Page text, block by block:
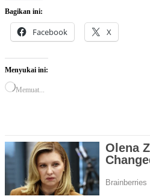
Bagikan ini:
Facebook X
Menyukai ini:
Memuat...